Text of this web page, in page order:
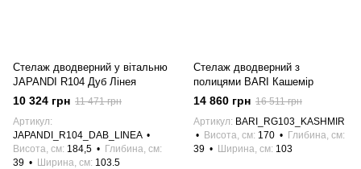
Стелаж дводверний у вітальню
JAPANDI R104 Дуб Лінея
10 324 грн 11 471 грн
Артикул
JAPANDI_R104_DAB_LINEA
Висота, см 184,5
Глибина, см
39
Ширина, см 103.5
Стелаж дводверний з
полицями BARI Кашемір
14 860 грн 16 511 грн
Артикул
BARI_RG103_KASHMIR
Висота, см 170
Глибина, см
39
Ширина, см 103